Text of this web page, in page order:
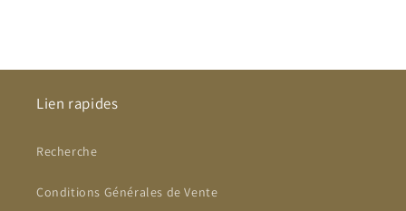
Lien rapides
Recherche
Conditions Générales de Vente